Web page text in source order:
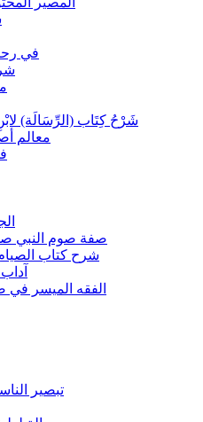
في
شَرْحُ كِتَاب (الرِّسَالَة)
معالم
صفة صوم النبي
شرح كتاب
الفقه الميسر في
تبصير